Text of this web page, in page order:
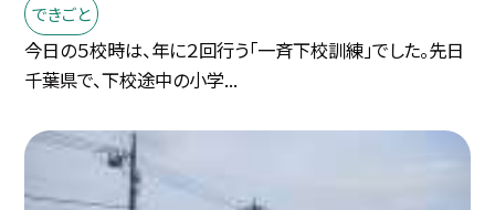
できごと
今日の５校時は、年に２回行う「一斉下校訓練」でした。先日
千葉県で、下校途中の小学...